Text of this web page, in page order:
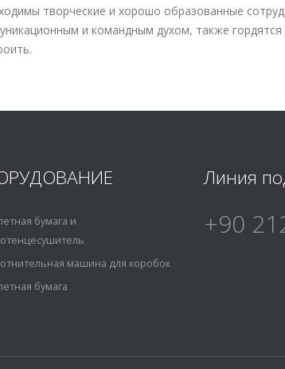
творческие и хорошо образованные
и командным духом, также
бумага и
машина для коробок
бумага
Линия
+90